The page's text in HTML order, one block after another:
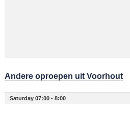
Andere oproepen uit Voorhout
Saturday 07:00 - 8:00